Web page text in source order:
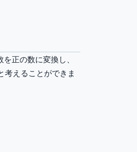
正の数に変換し、
考えることができま